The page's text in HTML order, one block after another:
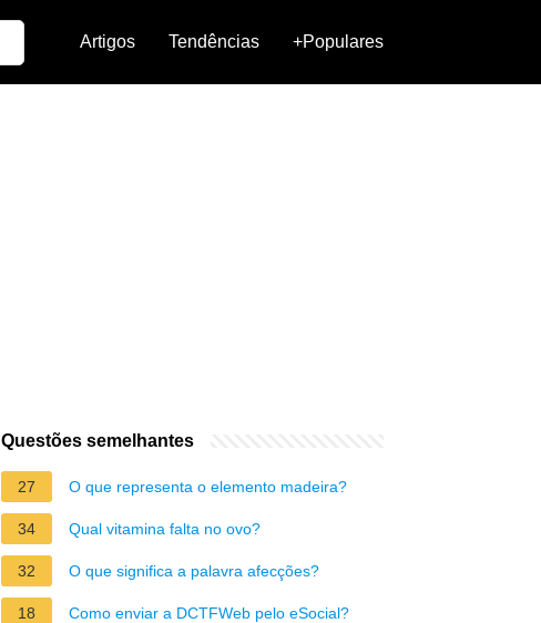
Artigos Tendências +Populares
Questões semelhantes
27 O que representa o elemento madeira?
34 Qual vitamina falta no ovo?
32 O que significa a palavra afecções?
18 Como enviar a DCTFWeb pelo eSocial?